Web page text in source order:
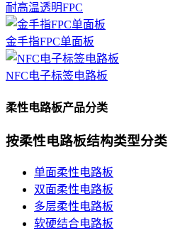
耐高温透明FPC
金手指FPC单面板
NFC电子标签电路板
柔性电路板产品分类
按柔性电路板结构类型分类
单面柔性电路板
双面柔性电路板
多层柔性电路板
软硬结合电路板